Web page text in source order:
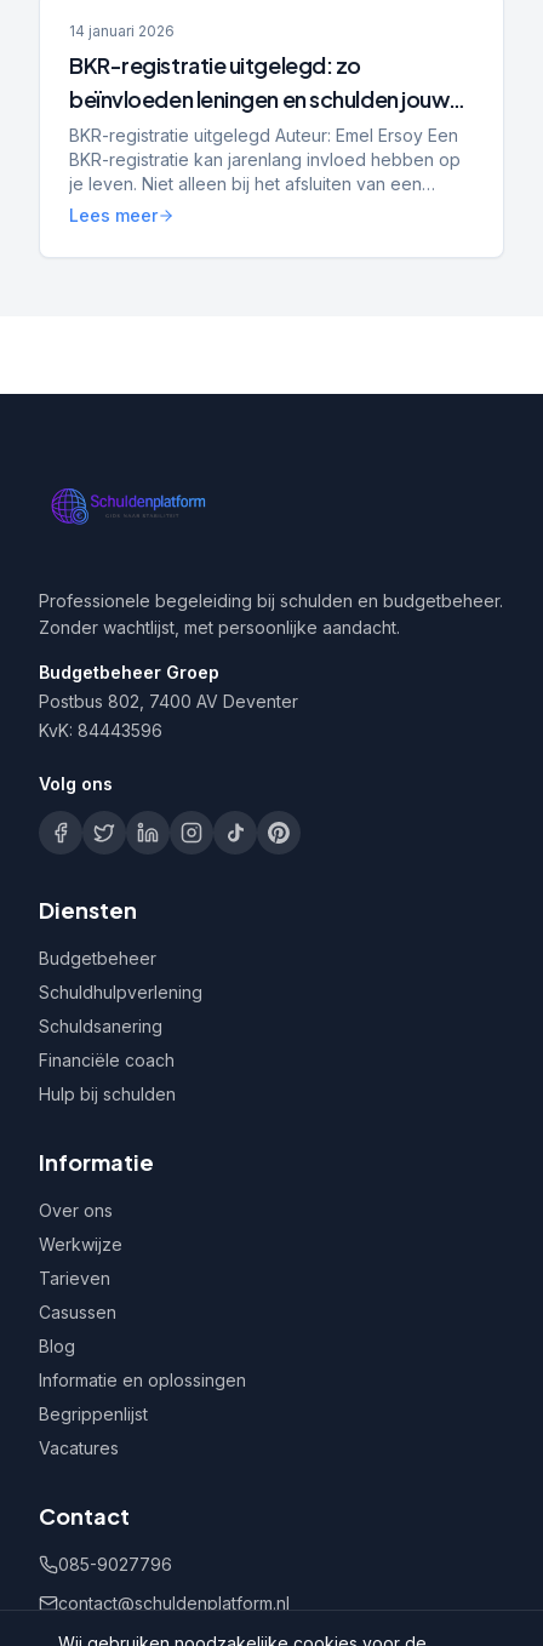
14 januari 2026
BKR-registratie uitgelegd: zo
beïnvloeden leningen en schulden jouw
hypotheek, toekomst en financiële
kansen
BKR-registratie uitgelegd Auteur: Emel Ersoy Een
BKR-registratie kan jarenlang invloed hebben op
je leven. Niet alleen bij het afsluiten van een
lening, maar ook bij het huren van een woning,
Lees meer
Professionele begeleiding bij schulden en budgetbeheer.
Zonder wachtlijst, met persoonlijke aandacht.
Budgetbeheer Groep
Postbus 802, 7400 AV Deventer
KvK: 84443596
Volg ons
Diensten
Budgetbeheer
Schuldhulpverlening
Schuldsanering
Financiële coach
Hulp bij schulden
Informatie
Over ons
Werkwijze
Tarieven
Casussen
Blog
Informatie en oplossingen
Begrippenlijst
Vacatures
Contact
085-9027796
contact@schuldenplatform.nl
Postbus 802, 7400 AV Deventer